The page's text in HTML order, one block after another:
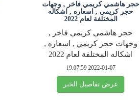
حجر هاشمي كريمي فاخر , وجهات
حجر كريمي , اسعاره , اشكاله
المختلفة لعام 2022
حجر هاشمي كريمي فاخر ,
وجهات حجر كريمي , اسعاره ,
اشكاله المختلفة لعام 2022
2022-01-07 19:07:59
عرض تفاصيل الخبر